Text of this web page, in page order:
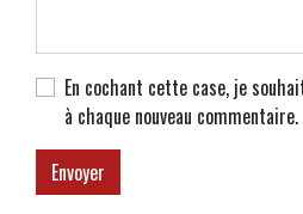
En cochant cette case, je
à chaque nouveau commentaire.